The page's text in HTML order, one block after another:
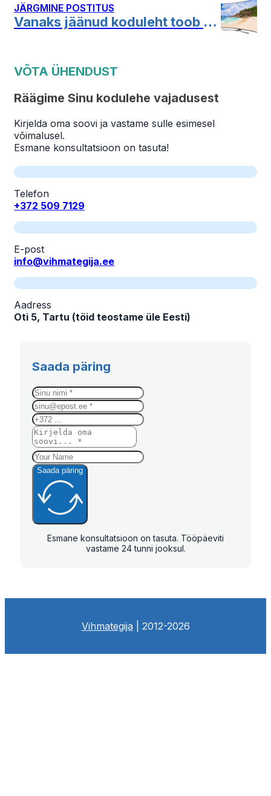
JÄRGMINE POSTITUS
Vanaks jäänud koduleht toob kasu asemel kahju
VÕTA ÜHENDUST
Räägime Sinu kodulehe vajadusest
Kirjelda oma soovi ja vastame sulle esimesel
võimalusel.
Esmane konsultatsioon on tasuta!
Telefon
+372 509 7129
E-post
info@vihmategija.ee
Aadress
Oti 5, Tartu (töid teostame üle Eesti)
Saada päring
Saada päring
Esmane konsultatsioon on tasuta. Tööpäeviti
vastame 24 tunni jooksul.
Vihmategija | 2012-2026